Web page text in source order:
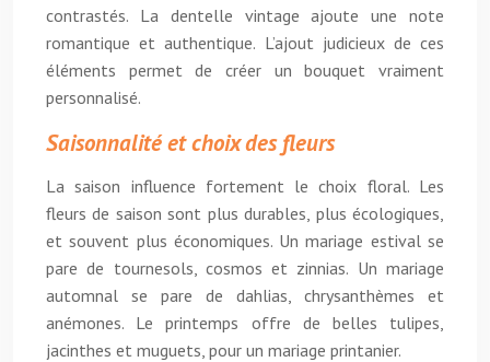
contrastés. La dentelle vintage ajoute une note
romantique et authentique. L’ajout judicieux de ces
éléments permet de créer un bouquet vraiment
personnalisé.
Saisonnalité et choix des fleurs
La saison influence fortement le choix floral. Les
fleurs de saison sont plus durables, plus écologiques,
et souvent plus économiques. Un mariage estival se
pare de tournesols, cosmos et zinnias. Un mariage
automnal se pare de dahlias, chrysanthèmes et
anémones. Le printemps offre de belles tulipes,
jacinthes et muguets, pour un mariage printanier.